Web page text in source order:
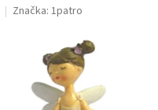
Značka: 1patro